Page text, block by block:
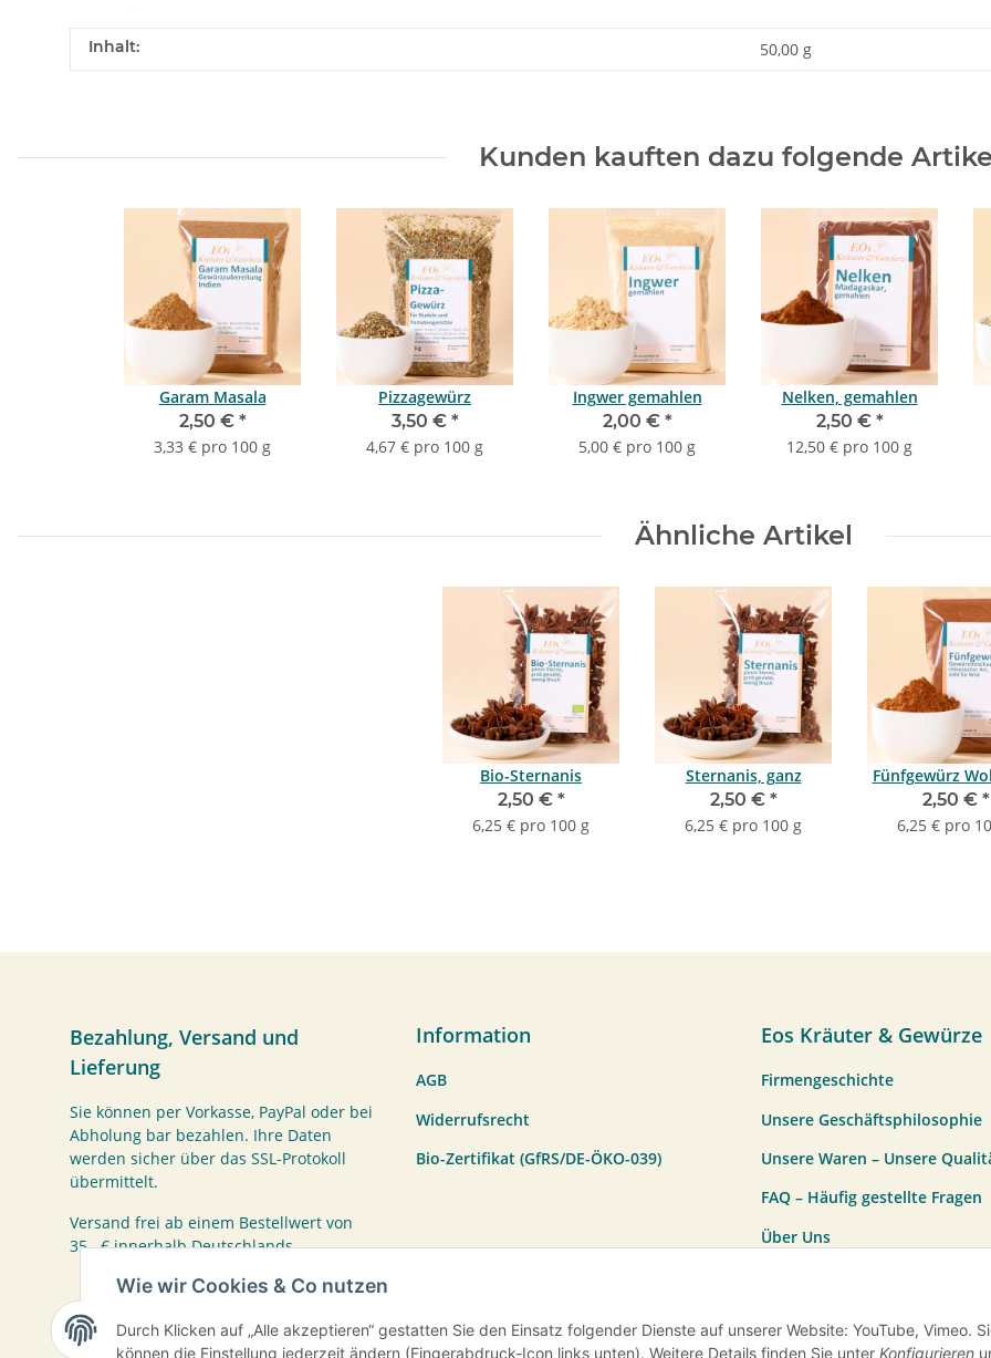
Inhalt: 50,00 g
Kunden kauften dazu folgende
Garam Masala
2,50 € *
3,33 € pro 100 g
Pizzagewürz
3,50 € *
4,67 € pro 100 g
Ingwer gemahlen
2,00 € *
5,00 € pro 100 g
Nelken, gemahlen
2,50 € *
12,50 € pro 100 g
Ähnliche Artikel
Bio-Sternanis
2,50 € *
6,25 € pro 100 g
Sternanis, ganz
2,50 € *
6,25 € pro 100 g
Fünfgewürz
2,50 € *
6,25 € pro
Bezahlung, Versand und
Lieferung
Sie können per Vorkasse, PayPal oder bei
Abholung bar bezahlen. Ihre Daten
werden sicher über das SSL-Protokoll
übermittelt.
Versand frei ab einem Bestellwert von
35,- € innerhalb Deutschlands.
Information
AGB
Widerrufsrecht
Bio-Zertifikat (GfRS/DE-ÖKO-039)
Eos Kräuter & Gewürze
Firmengeschichte
Unsere Geschäftsphilosophie
Unsere Waren – Unsere
FAQ – Häufig gestellte Fragen
Über Uns
Wie wir Cookies & Co nutzen
Durch Klicken auf „Alle akzeptieren“ gestatten Sie den Einsatz folgender Dienste auf unserer Website: YouTube, Vimeo.
können die Einstellung jederzeit ändern (Fingerabdruck-Icon links unten). Weitere Details finden Sie unter Konfigurieren